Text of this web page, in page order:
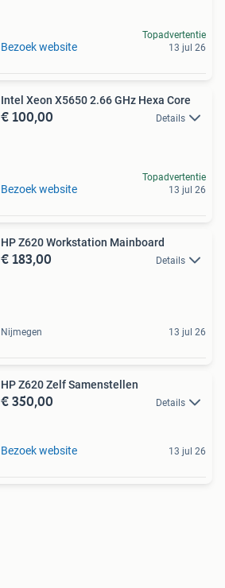
Bezoek website
Topadvertentie
13 jul 26
Intel Xeon X5650 2.66 GHz Hexa Core
€ 100,00 Details
Bezoek website
Topadvertentie
13 jul 26
HP Z620 Workstation Mainboard
€ 183,00 Details
Nijmegen 13 jul 26
HP Z620 Zelf Samenstellen
€ 350,00 Details
Bezoek website 13 jul 26